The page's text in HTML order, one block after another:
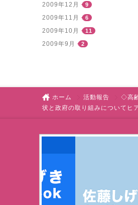
2009年12月 9
2009年11月 6
2009年10月 11
2009年9月 2
ホーム 活動報告
◇高
状と政府の取り組みについてヒ